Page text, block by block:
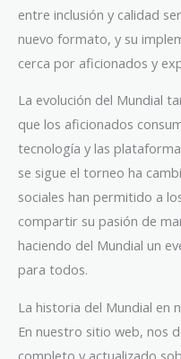
entre inclusión y calidad
nuevo formato, y su
cerca por aficionados y
La evolución del Mundial
que los aficionados
tecnología y las
se sigue el torneo ha
sociales han permitido a
compartir su pasión de
haciendo del Mundial un
para todos.
La historia del Mundial en
En nuestro sitio web, nos
completo y actualizado